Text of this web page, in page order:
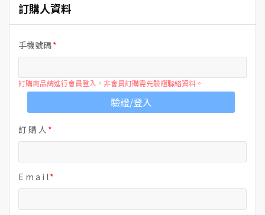
訂購人資料
手機號碼
訂購商品請進行會員登入，非會員訂購需先驗證聯絡資料。
驗證/登入
訂 購 人
E m a i l